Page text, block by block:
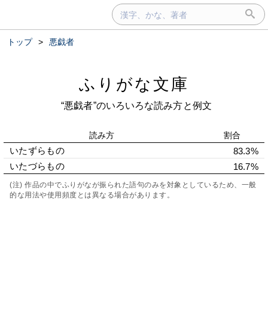
トップ > 悪戯者
ふりがな文庫
“悪戯者”のいろいろな読み方と例文
読み方 割合
いたずらもの
83.3%
いたづらもの
16.7%
(注) 作品の中でふりがなが振られた語句のみを対象としているため、一般
的な用法や使用頻度とは異なる場合があります。